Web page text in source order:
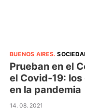
BUENOS AIRES.
Prueban en el
el Covid-19:
en la pandemia
14. 08. 2021